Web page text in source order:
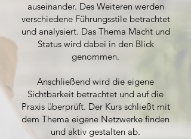
auseinander. Des Weiteren werden
verschiedene Führungsstile betrachtet
und analysiert. Das Thema Macht und
Status wird dabei in den Blick
genommen.
Anschließend wird die eigene
Sichtbarkeit betrachtet und auf die
Praxis überprüft. Der Kurs schließt mit
dem Thema eigene Netzwerke finden
und aktiv gestalten ab.